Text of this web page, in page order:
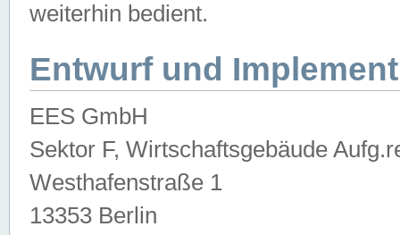
weiterhin bedient.
Entwurf und
EES GmbH
Sektor F, Wirtschaftsgebäude
Westhafenstraße 1
13353 Berlin